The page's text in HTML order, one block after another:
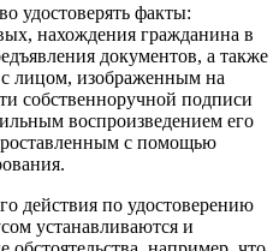
удостоверять факты:
нахождения гражданина в
документов, а также
лицом, изображенным на
собственноручной подписи
воспроизведением его
с помощью
действия по удостоверению
устанавливаются и